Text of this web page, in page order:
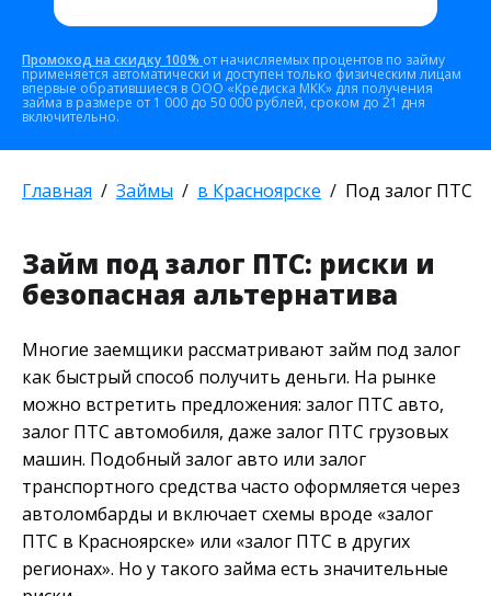
Промокод на скидку 100% от начисляемых процентов по займу
применяется автоматически и доступен только физическим лицам
впервые обратившиеся в ООО «Кредиска МКК» для получения
займа в размере от 1 000 до 50 000 рублей, сроком до 21 дня
включительно.
Главная Займы в Красноярске Под залог ПТС
Займ под залог ПТС: риски и
безопасная альтернатива
Многие заемщики рассматривают займ под залог
как быстрый способ получить деньги. На рынке
можно встретить предложения: залог ПТС авто,
залог ПТС автомобиля, даже залог ПТС грузовых
машин. Подобный залог авто или залог
транспортного средства часто оформляется через
автоломбарды и включает схемы вроде «залог
ПТС в Красноярске» или «залог ПТС в других
регионах». Но у такого займа есть значительные